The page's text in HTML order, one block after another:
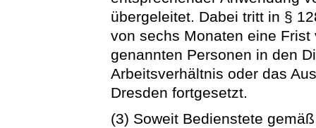
übergeleitet. Dabei tritt in §
von sechs Monaten eine
genannten Personen in den
Arbeitsverhältnis oder das
Dresden fortgesetzt.
(3) Soweit Bedienstete